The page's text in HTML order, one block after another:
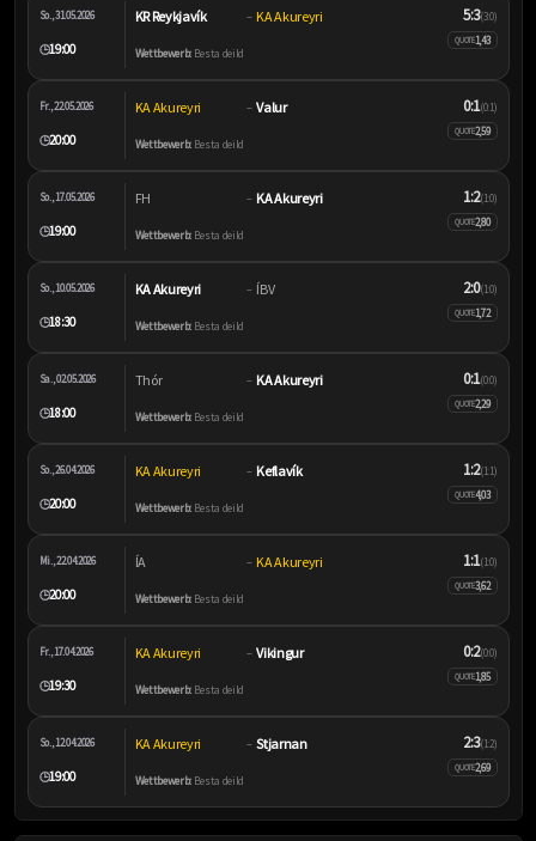
So., 31.05.2026
🕒19:00
KR Reykjavík – KA Akureyri
Wettbewerb:Besta deild
5:3(3:0)
QUOTE1,43
Fr., 22.05.2026
🕒20:00
KA Akureyri – Valur
Wettbewerb:Besta deild
0:1(0:1)
QUOTE2,59
So., 17.05.2026
🕒19:00
FH – KA Akureyri
Wettbewerb:Besta deild
1:2(1:0)
QUOTE2,80
So., 10.05.2026
🕒18:30
KA Akureyri – ÍBV
Wettbewerb:Besta deild
2:0(1:0)
QUOTE1,72
Sa., 02.05.2026
🕒18:00
Thór – KA Akureyri
Wettbewerb:Besta deild
0:1(0:0)
QUOTE2,29
So., 26.04.2026
🕒20:00
KA Akureyri – Keflavík
Wettbewerb:Besta deild
1:2(1:1)
QUOTE4,03
Mi., 22.04.2026
🕒20:00
ÍA – KA Akureyri
Wettbewerb:Besta deild
1:1(1:0)
QUOTE3,62
Fr., 17.04.2026
🕒19:30
KA Akureyri – Vikingur
Wettbewerb:Besta deild
0:2(0:0)
QUOTE1,85
So., 12.04.2026
🕒19:00
KA Akureyri – Stjarnan
Wettbewerb:Besta deild
2:3(1:2)
QUOTE2,69